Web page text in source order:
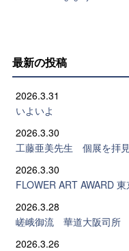
最新の投稿
2026.3.31
いよいよ
2026.3.30
工藤亜美先生 個展を拝
2026.3.30
FLOWER ART AWARD
2026.3.28
嵯峨御流 華道大阪司所
2026.3.26